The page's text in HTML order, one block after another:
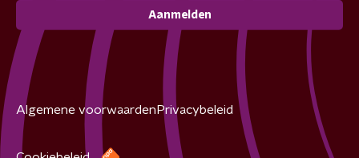
Aanmelden
Algemene voorwaarden Privacybeleid